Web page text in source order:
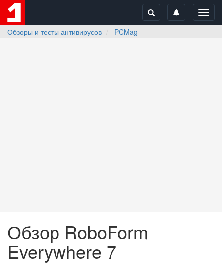
Обзоры и тесты антивирусов
PCMag
Обзор RoboForm
Everywhere 7